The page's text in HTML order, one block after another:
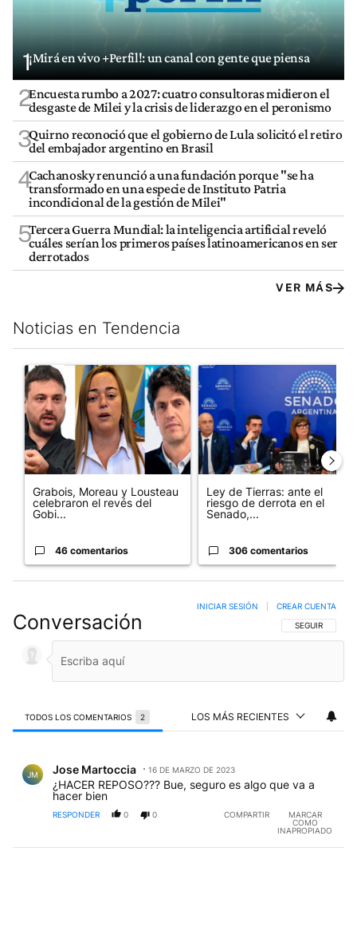
1¡Mirá en vivo +Perfil!: un canal con gente que piensa
2Encuesta rumbo a 2027: cuatro consultoras midieron el
desgaste de Milei y la crisis de liderazgo en el peronismo
3Quirno reconoció que el gobierno de Lula solicitó el retiro
del embajador argentino en Brasil
4Cachanosky renunció a una fundación porque "se ha
transformado en una especie de Instituto Patria
incondicional de la gestión de Milei"
5Tercera Guerra Mundial: la inteligencia artificial reveló
cuáles serían los primeros países latinoamericanos en ser
derrotados
VER MÁS
Noticias en Tendencia
Este listado muestra los artículos con más comentarios en los
Un artículo de tendencia con el título "Grabois, Moreau y
Grabois, Moreau y Lousteau
celebraron el revés del
Gobi...
46 comentarios
Un artículo de tendencia con
Ley de Tierras: ante el
riesgo de derrota en el
Senado,...
306 comentarios
Conversación SIGA ESTA
SEGUIR
INICIAR SESIÓN CREAR CUENTA
TODOS LOS COMENTARIOS 2 LOS MÁS RECIENTES
JM Jose Martoccia 16 DE MARZO DE 2023
¿HACER REPOSO??? Bue, seguro es algo que va a
hacer bien
RESPONDER 0 0 COMPARTIR
MARCAR
COMO
INAPROPIADO